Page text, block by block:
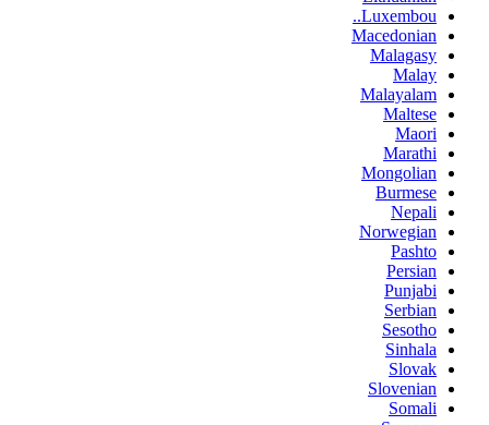
Luxembou..
Macedonian
Malagasy
Malay
Malayalam
Maltese
Maori
Marathi
Mongolian
Burmese
Nepali
Norwegian
Pashto
Persian
Punjabi
Serbian
Sesotho
Sinhala
Slovak
Slovenian
Somali